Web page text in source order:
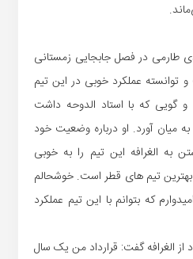
طارمی در فصل جابجایی زمستانی
توانسته عملکرد خوبی در این تیم
گویی که با استاد الدوحه داشت
میان آورد. او درباره وضعیت خود
به الغرافه این تیم را به خوبی
تیم های قطر است. خوشحالم
که بتوانم با این تیم عملکرد
از الغرافه گفت: قرارداد من یک سال